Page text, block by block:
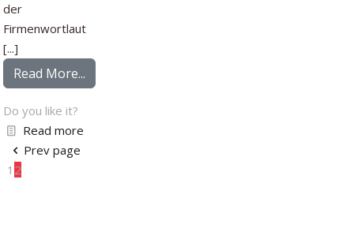
der
Firmenwortlaut
[...]
Read More...
Do you like it?
Read more
Prev page
1 2